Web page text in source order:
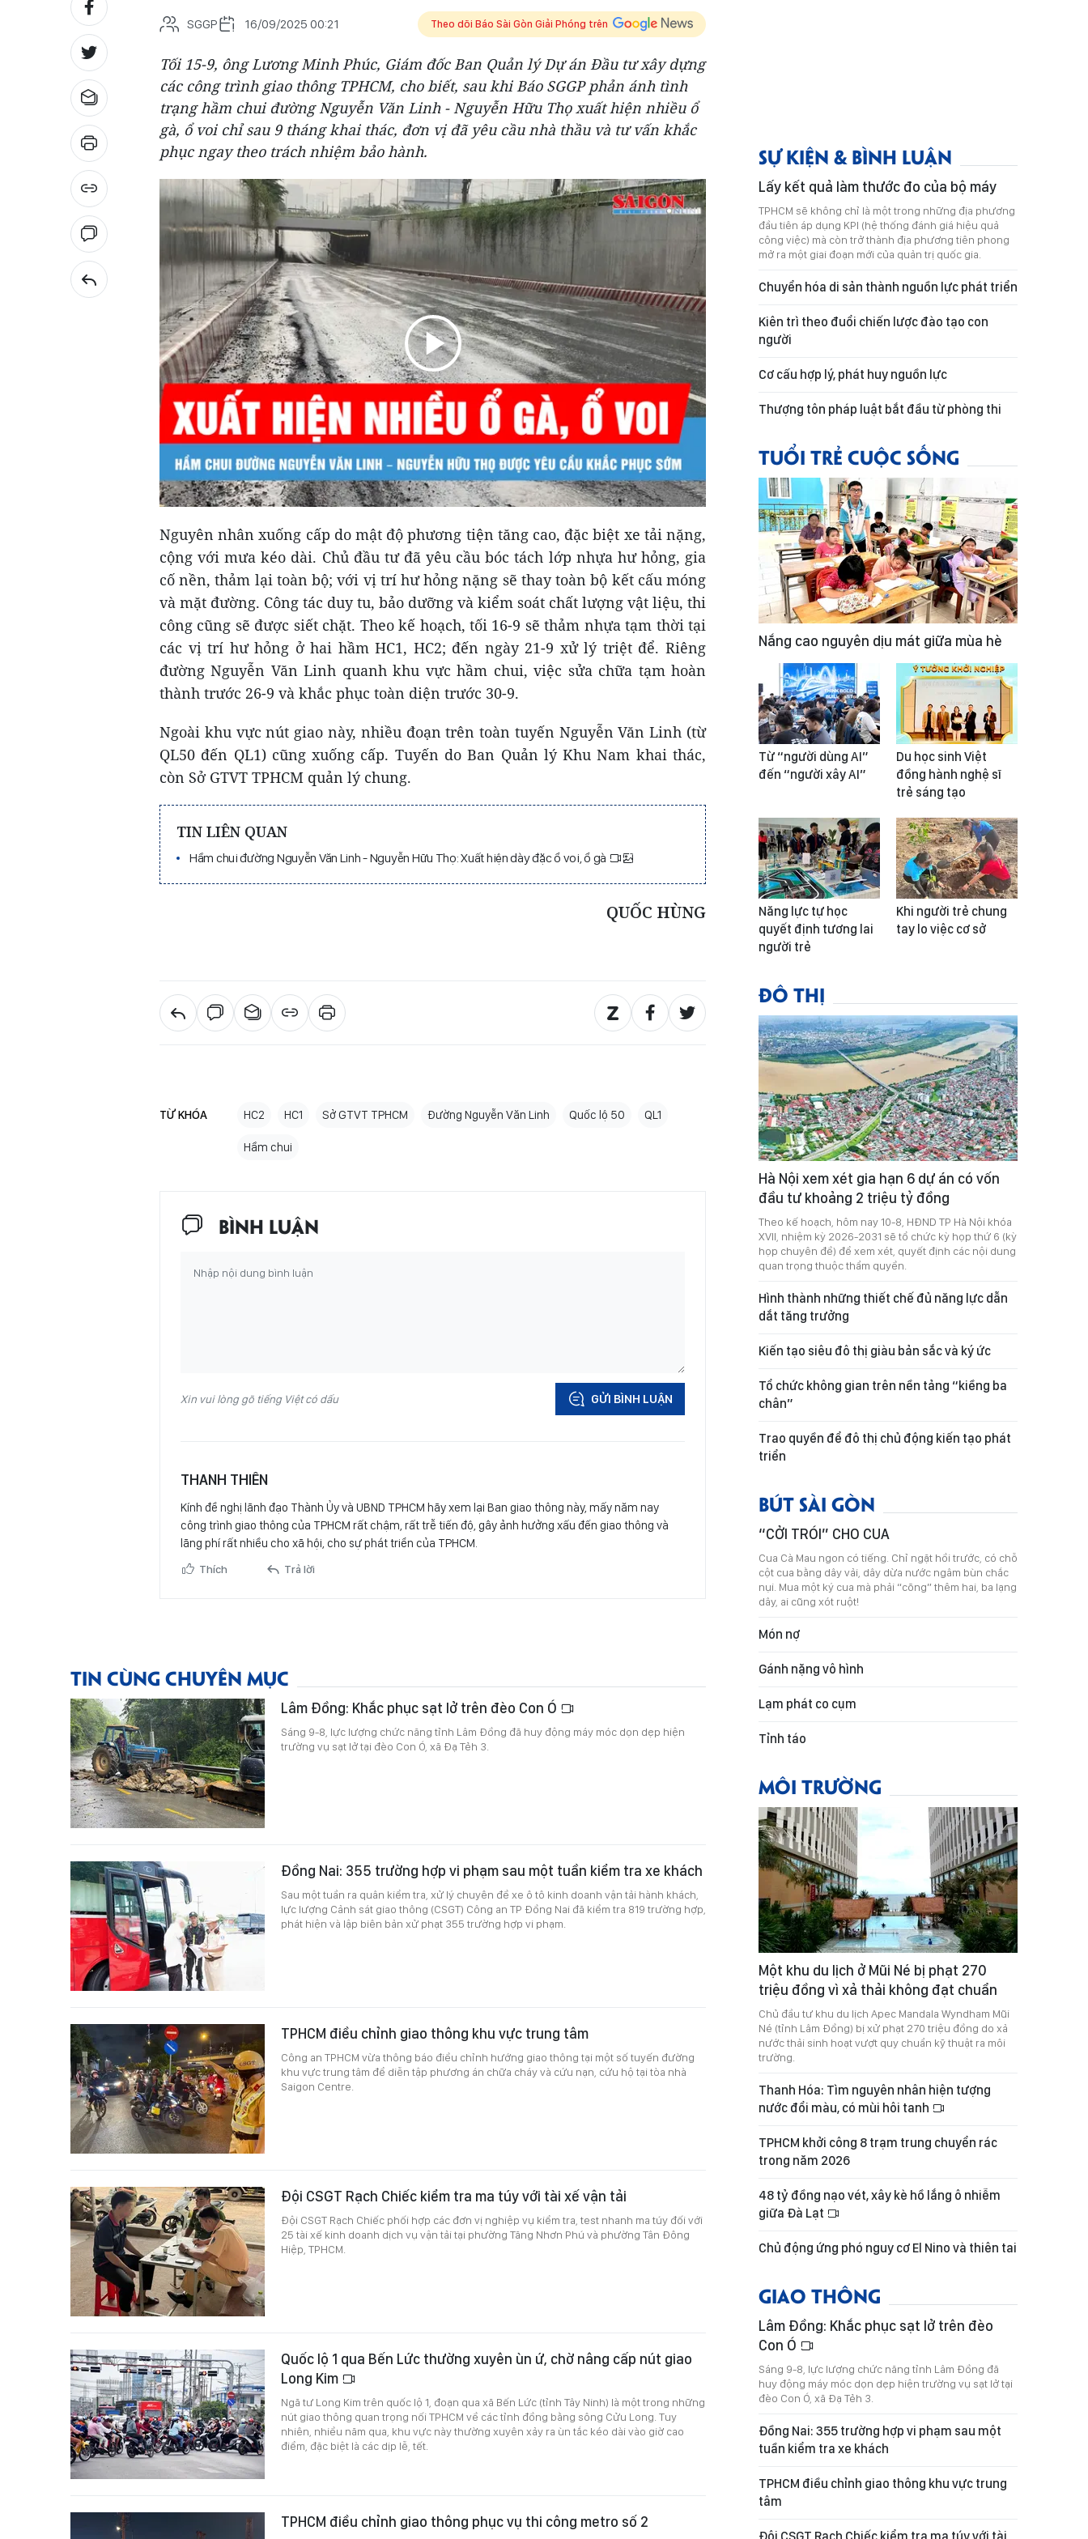
SGGP 16/09/2025 00:21 Theo dõi Báo Sài Gòn Giải Phóng trên
Tối 15-9, ông Lương Minh Phúc, Giám đốc Ban Quản lý Dự án Đầu tư xây dựng
các công trình giao thông TPHCM, cho biết, sau khi Báo SGGP phản ánh tình
trạng hầm chui đường Nguyễn Văn Linh - Nguyễn Hữu Thọ xuất hiện nhiều ổ
gà, ổ voi chỉ sau 9 tháng khai thác, đơn vị đã yêu cầu nhà thầu và tư vấn khắc
phục ngay theo trách nhiệm bảo hành.
Nguyên nhân xuống cấp do mật độ phương tiện tăng cao, đặc biệt xe tải nặng,
cộng với mưa kéo dài. Chủ đầu tư đã yêu cầu bóc tách lớp nhựa hư hỏng, gia
cố nền, thảm lại toàn bộ; với vị trí hư hỏng nặng sẽ thay toàn bộ kết cấu móng
và mặt đường. Công tác duy tu, bảo dưỡng và kiểm soát chất lượng vật liệu, thi
công cũng sẽ được siết chặt. Theo kế hoạch, tối 16-9 sẽ thảm nhựa tạm thời tại
các vị trí hư hỏng ở hai hầm HC1, HC2; đến ngày 21-9 xử lý triệt để. Riêng
đường Nguyễn Văn Linh quanh khu vực hầm chui, việc sửa chữa tạm hoàn
thành trước 26-9 và khắc phục toàn diện trước 30-9.
Ngoài khu vực nút giao này, nhiều đoạn trên toàn tuyến Nguyễn Văn Linh (từ
QL50 đến QL1) cũng xuống cấp. Tuyến do Ban Quản lý Khu Nam khai thác,
còn Sở GTVT TPHCM quản lý chung.
TIN LIÊN QUAN
Hầm chui đường Nguyễn Văn Linh - Nguyễn Hữu Thọ: Xuất hiện dày đặc ổ voi, ổ gà
QUỐC HÙNG
TỪ KHÓA HC2 HC1 Sở GTVT TPHCM Đường Nguyễn Văn Linh Quốc lộ 50 QL1
Hầm chui
BÌNH LUẬN
Xin vui lòng gõ tiếng Việt có dấu GỬI BÌNH LUẬN
THANH THIÊN
Kính đề nghị lãnh đạo Thành Ủy và UBND TPHCM hãy xem lại Ban giao thông này, mấy năm nay
công trình giao thông của TPHCM rất chậm, rất trễ tiến độ, gây ảnh hưởng xấu đến giao thông và
lãng phí rất nhiều cho xã hội, cho sự phát triển của TPHCM.
Thích Trả lời
TIN CÙNG CHUYÊN MỤC
Lâm Đồng: Khắc phục sạt lở trên đèo Con Ó
Sáng 9-8, lực lượng chức năng tỉnh Lâm Đồng đã huy động máy móc dọn dẹp hiện
trường vụ sạt lở tại đèo Con Ó, xã Đạ Tẻh 3.
Đồng Nai: 355 trường hợp vi phạm sau một tuần kiểm tra xe khách
Sau một tuần ra quân kiểm tra, xử lý chuyên đề xe ô tô kinh doanh vận tải hành khách,
lực lượng Cảnh sát giao thông (CSGT) Công an TP Đồng Nai đã kiểm tra 819 trường hợp,
phát hiện và lập biên bản xử phạt 355 trường hợp vi phạm.
TPHCM điều chỉnh giao thông khu vực trung tâm
Công an TPHCM vừa thông báo điều chỉnh hướng giao thông tại một số tuyến đường
khu vực trung tâm để diễn tập phương án chữa cháy và cứu nạn, cứu hộ tại tòa nhà
Saigon Centre.
Đội CSGT Rạch Chiếc kiểm tra ma túy với tài xế vận tải
Đội CSGT Rạch Chiếc phối hợp các đơn vị nghiệp vụ kiểm tra, test nhanh ma túy đối với
25 tài xế kinh doanh dịch vụ vận tải tại phường Tăng Nhơn Phú và phường Tân Đông
Hiệp, TPHCM.
Quốc lộ 1 qua Bến Lức thường xuyên ùn ứ, chờ nâng cấp nút giao
Long Kim
Ngã tư Long Kim trên quốc lộ 1, đoạn qua xã Bến Lức (tỉnh Tây Ninh) là một trong những
nút giao thông quan trọng nối TPHCM về các tỉnh đồng bằng sông Cửu Long. Tuy
nhiên, nhiều năm qua, khu vực này thường xuyên xảy ra ùn tắc kéo dài vào giờ cao
điểm, đặc biệt là các dịp lễ, tết.
TPHCM điều chỉnh giao thông phục vụ thi công metro số 2
SỰ KIỆN & BÌNH LUẬN
Lấy kết quả làm thước đo của bộ máy
TPHCM sẽ không chỉ là một trong những địa phương
đầu tiên áp dụng KPI (hệ thống đánh giá hiệu quả
công việc) mà còn trở thành địa phương tiên phong
mở ra một giai đoạn mới của quản trị quốc gia.
Chuyển hóa di sản thành nguồn lực phát triển
Kiên trì theo đuổi chiến lược đào tạo con
người
Cơ cấu hợp lý, phát huy nguồn lực
Thượng tôn pháp luật bắt đầu từ phòng thi
TUỔI TRẺ CUỘC SỐNG
Nắng cao nguyên dịu mát giữa mùa hè
Từ “người dùng AI”
đến “người xây AI”
Du học sinh Việt
đồng hành nghệ sĩ
trẻ sáng tạo
Năng lực tự học
quyết định tương lai
người trẻ
Khi người trẻ chung
tay lo việc cơ sở
ĐÔ THỊ
Hà Nội xem xét gia hạn 6 dự án có vốn
đầu tư khoảng 2 triệu tỷ đồng
Theo kế hoạch, hôm nay 10-8, HĐND TP Hà Nội khóa
XVII, nhiệm kỳ 2026-2031 sẽ tổ chức kỳ họp thứ 6 (kỳ
họp chuyên đề) để xem xét, quyết định các nội dung
quan trọng thuộc thẩm quyền.
Hình thành những thiết chế đủ năng lực dẫn
dắt tăng trưởng
Kiến tạo siêu đô thị giàu bản sắc và ký ức
Tổ chức không gian trên nền tảng “kiềng ba
chân”
Trao quyền để đô thị chủ động kiến tạo phát
triển
BÚT SÀI GÒN
“CỞI TRÓI” CHO CUA
Cua Cà Mau ngon có tiếng. Chỉ ngặt hồi trước, có chỗ
cột cua bằng dây vải, dây dừa nước ngâm bùn chắc
nụi. Mua một ký cua mà phải “cõng” thêm hai, ba lạng
dây, ai cũng xót ruột!
Món nợ
Gánh nặng vô hình
Lạm phát co cụm
Tỉnh táo
MÔI TRƯỜNG
Một khu du lịch ở Mũi Né bị phạt 270
triệu đồng vì xả thải không đạt chuẩn
Chủ đầu tư khu du lịch Apec Mandala Wyndham Mũi
Né (tỉnh Lâm Đồng) bị xử phạt 270 triệu đồng do xả
nước thải sinh hoạt vượt quy chuẩn kỹ thuật ra môi
trường.
Thanh Hóa: Tìm nguyên nhân hiện tượng
nước đổi màu, có mùi hôi tanh
TPHCM khởi công 8 trạm trung chuyển rác
trong năm 2026
48 tỷ đồng nạo vét, xây kè hồ lắng ô nhiễm
giữa Đà Lạt
Chủ động ứng phó nguy cơ El Nino và thiên tai
GIAO THÔNG
Lâm Đồng: Khắc phục sạt lở trên đèo
Con Ó
Sáng 9-8, lực lượng chức năng tỉnh Lâm Đồng đã
huy động máy móc dọn dẹp hiện trường vụ sạt lở tại
đèo Con Ó, xã Đạ Tẻh 3.
Đồng Nai: 355 trường hợp vi phạm sau một
tuần kiểm tra xe khách
TPHCM điều chỉnh giao thông khu vực trung
tâm